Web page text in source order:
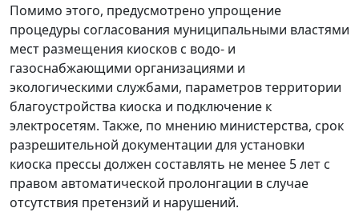
Помимо этого, предусмотрено упрощение
процедуры согласования муниципальными властями
мест размещения киосков с водо- и
газоснабжающими организациями и
экологическими службами, параметров территории
благоустройства киоска и подключение к
электросетям. Также, по мнению министерства, срок
разрешительной документации для установки
киоска прессы должен составлять не менее 5 лет с
правом автоматической пролонгации в случае
отсутствия претензий и нарушений.